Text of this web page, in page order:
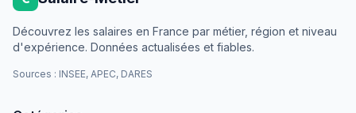
Découvrez les salaires en France par métier, région et niveau
d'expérience. Données actualisées et fiables.
Sources : INSEE, APEC, DARES